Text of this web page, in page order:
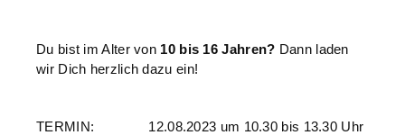
Du bist im Alter von 10 bis 16 Jahren? Dann laden
wir Dich herzlich dazu ein!
TERMIN: 12.08.2023 um 10.30 bis 13.30 Uhr